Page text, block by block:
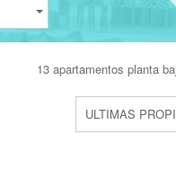
13 apartamentos planta
ULTIMAS